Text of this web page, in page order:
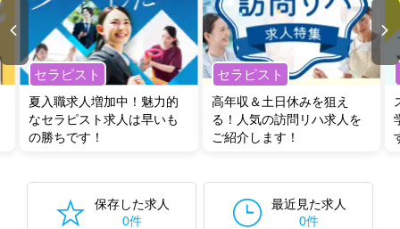
セラピスト
夏入職求人増加中！魅力的
なセラピスト求人は早いも
の勝ちです！
セラピスト
高年収＆土日休みを狙え
る！人気の訪問リハ求人を
ご紹介します！
保存した求人
0件
最近見た求人
0件